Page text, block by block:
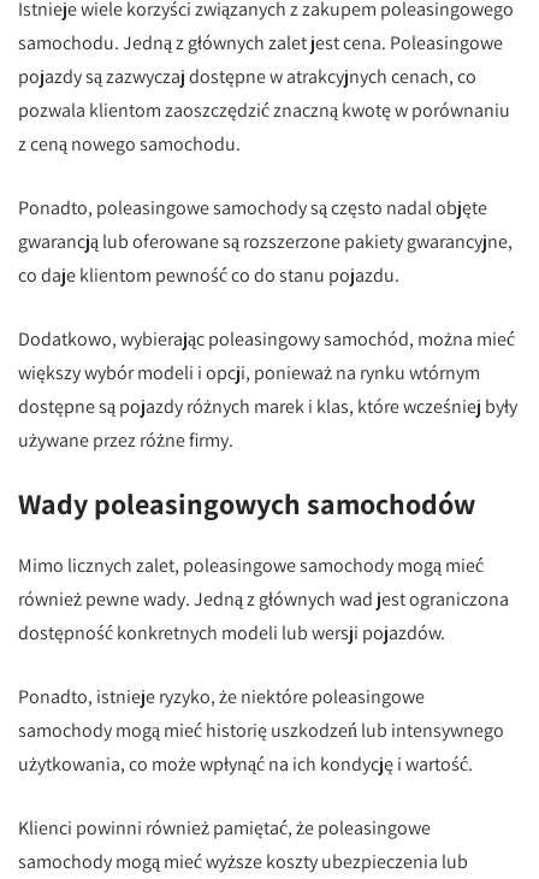
Istnieje wiele korzyści związanych z zakupem poleasingowego
samochodu. Jedną z głównych zalet jest cena. Poleasingowe
pojazdy są zazwyczaj dostępne w atrakcyjnych cenach, co
pozwala klientom zaoszczędzić znaczną kwotę w porównaniu
z ceną nowego samochodu.
Ponadto, poleasingowe samochody są często nadal objęte
gwarancją lub oferowane są rozszerzone pakiety gwarancyjne,
co daje klientom pewność co do stanu pojazdu.
Dodatkowo, wybierając poleasingowy samochód, można mieć
większy wybór modeli i opcji, ponieważ na rynku wtórnym
dostępne są pojazdy różnych marek i klas, które wcześniej były
używane przez różne firmy.
Wady poleasingowych samochodów
Mimo licznych zalet, poleasingowe samochody mogą mieć
również pewne wady. Jedną z głównych wad jest ograniczona
dostępność konkretnych modeli lub wersji pojazdów.
Ponadto, istnieje ryzyko, że niektóre poleasingowe
samochody mogą mieć historię uszkodzeń lub intensywnego
użytkowania, co może wpłynąć na ich kondycję i wartość.
Klienci powinni również pamiętać, że poleasingowe
samochody mogą mieć wyższe koszty ubezpieczenia lub